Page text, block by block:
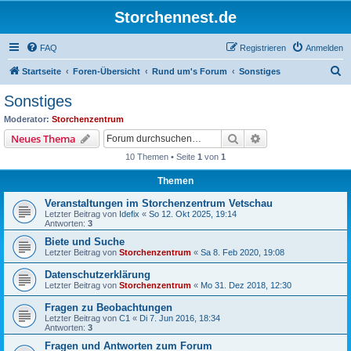
Storchennest.de
FAQ Anmelden
Registrieren
Startseite Foren-Übersicht Rund um's Forum Sonstiges
Sonstiges
Moderator: Storchenzentrum
Neues Thema Suche
10 Themen • Seite 1 von 1
Themen
Veranstaltungen im Storchenzentrum Vetschau
Letzter Beitrag von Idefix « So 12. Okt 2025, 19:14
Antworten: 3
Biete und Suche
Letzter Beitrag von Storchenzentrum « Sa 8. Feb 2020, 19:08
Datenschutzerklärung
Letzter Beitrag von Storchenzentrum « Mo 31. Dez 2018, 12:30
Fragen zu Beobachtungen
Letzter Beitrag von C1 « Di 7. Jun 2016, 18:34
Antworten: 3
Fragen und Antworten zum Forum